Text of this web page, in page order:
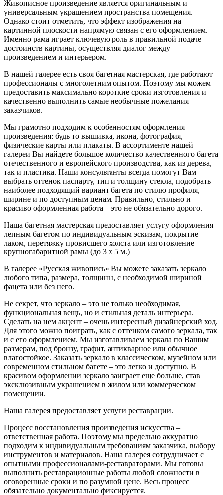
Живописное произведение является оригинальным и
универсальным украшением пространства помещения.
Однако стоит отметить, что эффект изображения на
картинной плоскости напрямую связан с его оформлением.
Именно рама играет ключевую роль в правильной подаче
достоинств картины, осуществляя диалог между
произведением и интерьером.
В нашей галерее есть своя багетная мастерская, где работают
профессионалы с многолетним опытом. Поэтому мы можем
предоставить максимально короткие сроки изготовления и
качественно выполнить самые необычные пожелания
заказчиков.
Мы грамотно подходим к особенностям оформления
произведения: будь то вышивка, икона, фотография,
физические карты или плакаты. В ассортименте нашей
галереи Вы найдете большое количество качественного багета
отечественного и европейского производства, как из дерева,
так и пластика. Наши консультанты всегда помогут Вам
выбрать оттенок паспарту, тип и толщину стекла, подобрать
наиболее подходящий вариант багета по стилю профиля,
ширине и по доступным ценам. Правильно, стильно и
красиво оформленная работа – это не обязательно дорого.
Наша багетная мастерская предоставляет услугу оформления
лепным багетом по индивидуальным эскизам, покрытие
лаком, перетяжку провисшего холста или изготовление
крупногабаритной рамы (до 3 х 5 м.)
В галерее «Русская живопись» Вы можете заказать зеркало
любого типа, размера, толщины, с необходимой шириной
фацета или без него.
Не секрет, что зеркало – это не только необходимая,
функциональная вещь, но и стильная деталь интерьера.
Сделать на нем акцент – очень интересный дизайнерский ход.
Для этого можно поиграть, как с оттенком самого зеркала, так
и с его оформлением. Мы изготавливаем зеркала по Вашим
размерам, под бронзу, графит, антикварное или обычное
влагостойкое. Заказать зеркало в классическом, музейном или
современном стильном багете – это легко и доступно. В
красивом оформлении зеркало заиграет еще больше, став
эксклюзивным украшением в жилом или коммерческом
помещении.
Наша галерея предоставляет услуги реставрации.
Процесс восстановления произведения искусства –
ответственная работа. Поэтому мы предельно аккуратно
подходим к индивидуальным требованиям заказчика, выбору
инструментов и материалов. Наша галерея сотрудничает с
опытными профессионалами-реставраторами. Мы готовы
выполнить реставрационные работы любой сложности в
оговоренные сроки и по разумной цене. Весь процесс
обязательно документально фиксируется.